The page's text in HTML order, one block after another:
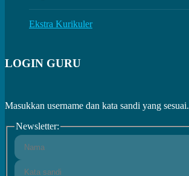
Ekstra Kurikuler
LOGIN GURU
Masukkan username dan kata sandi yang sesuai.
Newsletter: